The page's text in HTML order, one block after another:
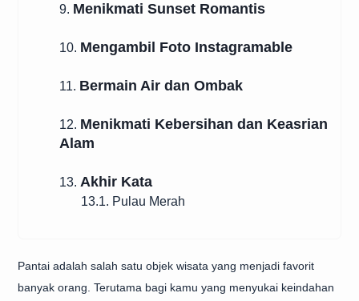
9. Menikmati Sunset Romantis
10. Mengambil Foto Instagramable
11. Bermain Air dan Ombak
12. Menikmati Kebersihan dan Keasrian
Alam
13. Akhir Kata
13.1. Pulau Merah
Pantai adalah salah satu objek wisata yang menjadi favorit
banyak orang. Terutama bagi kamu yang menyukai keindahan